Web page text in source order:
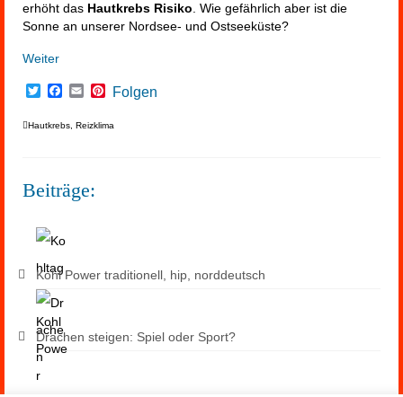
erhöht das Hautkrebs Risiko. Wie gefährlich aber ist die
Sonne an unserer Nordsee- und Ostseeküste?
Weiter
TwitterFacebook
EmailPinterest
Folgen
Hautkrebs, Reizklima
Beiträge:
Kohl Power traditionell, hip, norddeutsch
Drachen steigen: Spiel oder Sport?